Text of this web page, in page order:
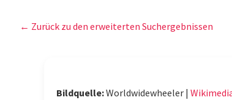
← Zurück zu den erweiterten Suchergebnissen
Bildquelle:Worldwidewheeler |